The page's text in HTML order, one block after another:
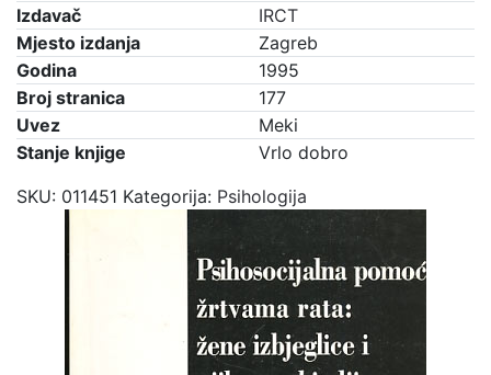
Izdavač
IRCT
Mjesto izdanja
Zagreb
Godina
1995
Broj stranica
177
Uvez
Meki
Stanje knjige
Vrlo dobro
SKU: 011451 Kategorija: Psihologija